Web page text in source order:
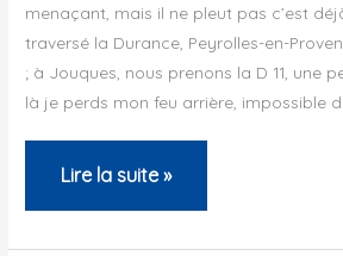
menaçant, mais il ne pleut pas c’est
traversé la Durance, Peyrolles-en-
; à Jouques, nous prenons la D 11, une
là je perds mon feu arrière, impossible
2012,
Suivez
les
Lire la suite »